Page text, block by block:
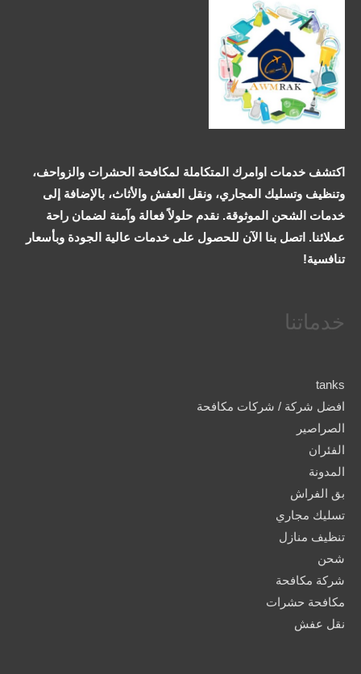
اكتشف خدمات اوامرك المتكاملة لمكافحة الحشرات والزواحف،
وتنظيف وتسليك المجاري، ونقل العفش والأثاث، بالإضافة إلى
خدمات الشحن الموثوقة. نقدم حلولاً فعالة وآمنة لضمان راحة
عملائنا. اتصل بنا الآن للحصول على خدمات عالية الجودة وبأسعار
تنافسية!
خدماتنا
tanks
افضل شركة / شركات مكافحة
الصراصير
الفئران
المدونة
بق الفراش
تسليك مجاري
تنظيف منازل
شحن
شركة مكافحة
مكافحة حشرات
نقل عفش